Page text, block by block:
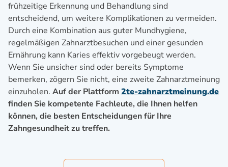
frühzeitige Erkennung und Behandlung sind
entscheidend, um weitere Komplikationen zu vermeiden.
Durch eine Kombination aus guter Mundhygiene,
regelmäßigen Zahnarztbesuchen und einer gesunden
Ernährung kann Karies effektiv vorgebeugt werden.
Wenn Sie unsicher sind oder bereits Symptome
bemerken, zögern Sie nicht, eine zweite Zahnarztmeinung
einzuholen. Auf der Plattform 2te-zahnarztmeinung.de
finden Sie kompetente Fachleute, die Ihnen helfen
können, die besten Entscheidungen für Ihre
Zahngesundheit zu treffen.